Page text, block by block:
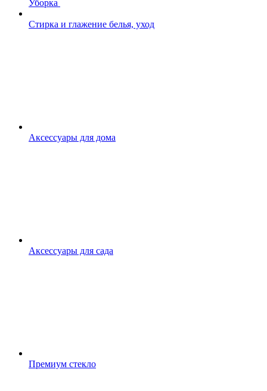
Уборка
Стирка и глажение белья, уход
Аксессуары для дома
Аксессуары для сада
Премиум стекло